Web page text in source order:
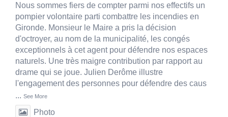
Nous sommes fiers de compter parmi nos effectifs un
pompier volontaire parti combattre les incendies en
Gironde. Monsieur le Maire a pris la décision
d'octroyer, au nom de la municipalité, les congés
exceptionnels à cet agent pour défendre nos espaces
naturels. Une très maigre contribution par rapport au
drame qui se joue. Julien Derôme illustre
l'engagement des personnes pour défendre des caus
... See More
Photo